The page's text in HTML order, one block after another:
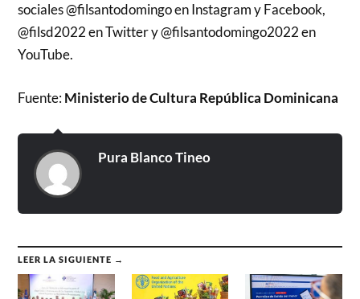
sociales @filsantodomingo en Instagram y Facebook,
@filsd2022 en Twitter y @filsantodomingo2022 en
YouTube.
Fuente:Ministerio de Cultura República Dominicana
Pura Blanco Tineo
LEER LA SIGUIENTE →